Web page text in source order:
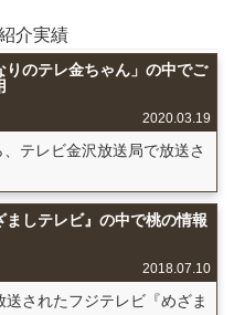
介実績
りのテレ金ちゃん」の中でご
2020.03.19
テレビ金沢放送局で放送さ
ましテレビ』の中で桃の情報
2018.07.10
されたフジテレビ『めざま